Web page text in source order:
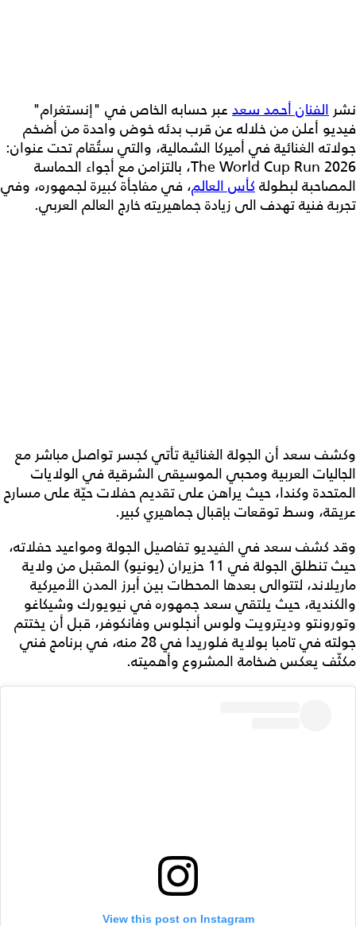
نشر الفنان أحمد سعد عبر حسابه الخاص في "إنستغرام"
فيديو أعلن من خلاله عن قرب بدئه خوض واحدة من أضخم
جولاته الغنائية في أميركا الشمالية، والتي ستُقام تحت عنوان:
The World Cup Run 2026، بالتزامن مع أجواء الحماسة
المصاحبة لبطولةكأس العالم، في مفاجأة كبيرة لجمهوره، وفي
تجربة فنية تهدف الى زيادة جماهيريته خارج العالم العربي.
وكشف سعد أن الجولة الغنائية تأتي كجسر تواصل مباشر مع
الجاليات العربية ومحبي الموسيقى الشرقية في الولايات
المتحدة وكندا، حيث يراهن على تقديم حفلات حيّة على مسارح
عريقة، وسط توقعات بإقبال جماهيري كبير.
وقد كشف سعد في الفيديو تفاصيل الجولة ومواعيد حفلاته،
حيث تنطلق الجولة في 11 حزيران (يونيو) المقبل من ولاية
ماريلاند، لتتوالى بعدها المحطات بين أبرز المدن الأميركية
والكندية، حيث يلتقي سعد جمهوره في نيويورك وشيكاغو
وتورونتو وديترويت ولوس أنجلوس وفانكوفر، قبل أن يختتم
جولته في تامبا بولاية فلوريدا في 28 منه، في برنامج فني
مكثّف يعكس ضخامة المشروع وأهميته.
View this post on Instagram